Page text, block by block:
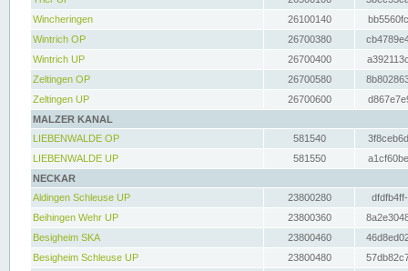
Wincheringen
26100140
Wintrich OP
26700380
Wintrich UP
26700400
Zeltingen OP
26700580
Zeltingen UP
26700600
MALZER KANAL
LIEBENWALDE OP
581540
LIEBENWALDE UP
581550
NECKAR
Aldingen Schleuse UP
23800280
Beihingen Wehr UP
23800360
Besigheim SKA
23800460
Besigheim Schleuse UP
23800480